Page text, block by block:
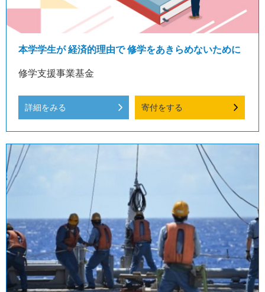
本学学生が 経済的理由で 修学をあきらめないために
修学支援事業基金
詳細をみる 寄付をする